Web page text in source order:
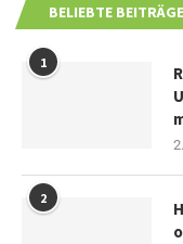
BELIEBTE BEITRÄGE
1
2